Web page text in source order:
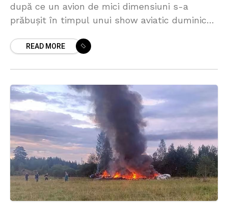
după ce un avion de mici dimensiuni s-a
prăbuşit în timpul unui show aviatic duminică
READ MORE